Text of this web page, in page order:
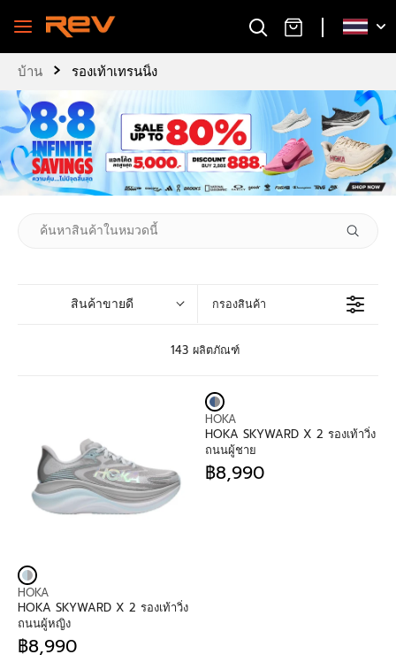
บ้าน › รองเท้าเทรนนิ่ง
สินค้าขายดี กรองสินค้า
143 ผลิตภัณฑ์
V
E
N
D
O
HOKA
HOKA SKYWARD X 2 รองเท้าวิ่ง
ถนนผู้หญิง
R
฿8,990
V
E
N
D
O
HOKA
HOKA SKYWARD X 2 รองเท้าวิ่ง
ถนนผู้ชาย
R
฿8,990